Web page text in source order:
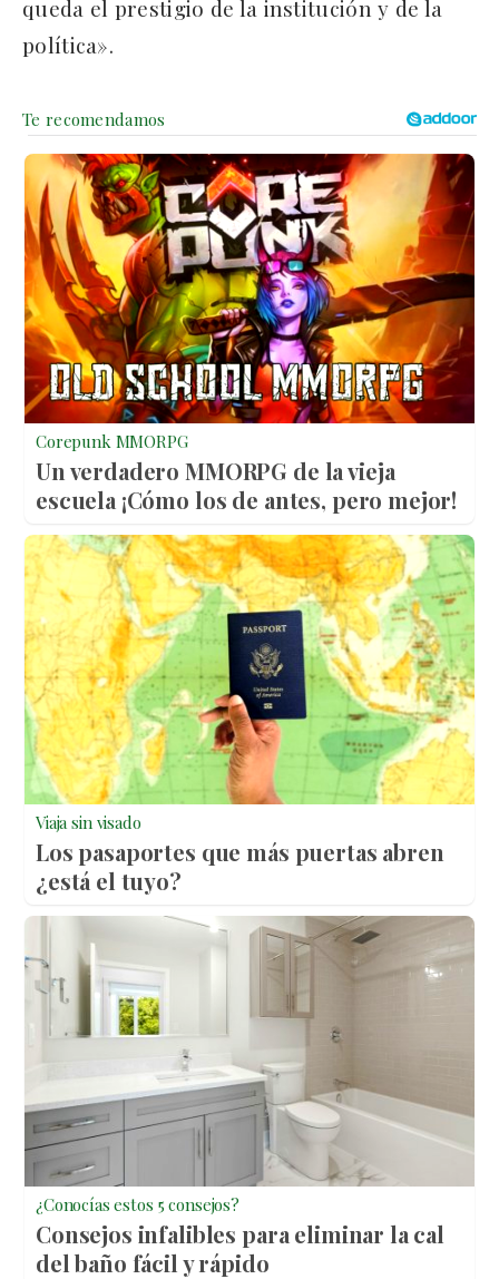
queda el prestigio de la institución y de la
política».
Corepunk MMORPG
Un verdadero MMORPG de la vieja
escuela ¡Cómo los de antes, pero mejor!
Viaja sin visado
Los pasaportes que más puertas abren
¿está el tuyo?
¿Conocías estos 5 consejos?
Consejos infalibles para eliminar la cal
del baño fácil y rápido